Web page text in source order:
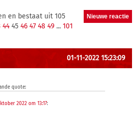
en bestaat uit 105
44 45 46 47 48 49 ... 101
01-11-2022 15:23:09
quote:
2022 om 13:17: